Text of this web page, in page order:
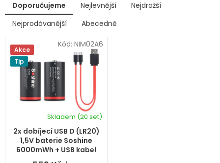
a
n
Doporučujeme Nejlevnější
Nejdražší
Nejprodávanější
Abecedně
ý
i
p Akce
Tip
2x dobíjecí USB D (LR20)
1,5V baterie Soshine
6000mWh + USB kabel
hodnocení
produktu
Skladem (20 set)
Kód: NIM02A6